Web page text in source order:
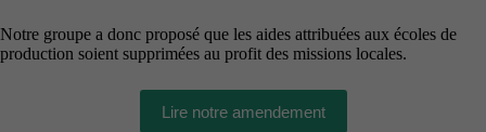
Notre groupe a donc proposé que les aides attribuées aux écoles de
production soient supprimées au profit des missions locales.
Lire notre amendement